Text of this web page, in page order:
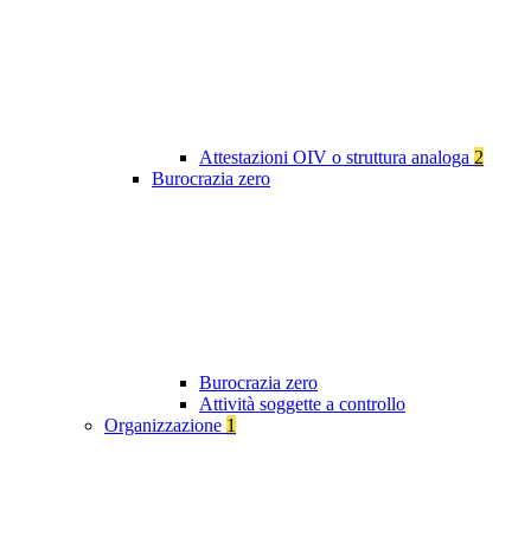
Attestazioni OIV o struttura analoga 2
Burocrazia zero
Burocrazia zero
Attività soggette a controllo
Organizzazione 1